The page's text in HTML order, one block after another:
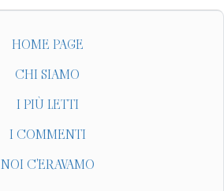
HOME PAGE
CHI SIAMO
I PIÙ LETTI
I COMMENTI
NOI C'ERAVAMO